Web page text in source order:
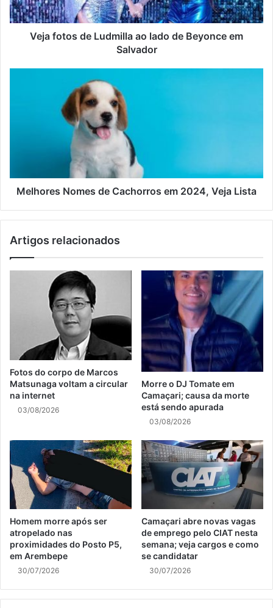
Veja fotos de Ludmilla ao lado de Beyonce em
Salvador
Melhores Nomes de Cachorros em 2024, Veja Lista
Artigos relacionados
Fotos do corpo de Marcos
Matsunaga voltam a circular
na internet
03/08/2026
Morre o DJ Tomate em
Camaçari; causa da morte
está sendo apurada
03/08/2026
Homem morre após ser
atropelado nas
proximidades do Posto P5,
em Arembepe
30/07/2026
Camaçari abre novas vagas
de emprego pelo CIAT nesta
semana; veja cargos e como
se candidatar
30/07/2026